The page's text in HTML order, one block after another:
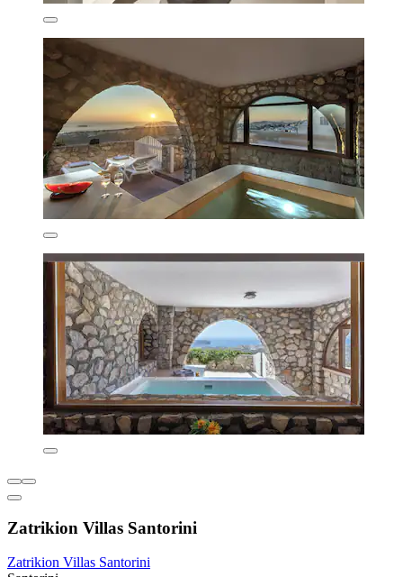
Zatrikion Villas Santorini
Zatrikion Villas Santorini